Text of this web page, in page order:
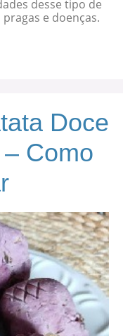
desse tipo de
e doenças.
Doce
Como